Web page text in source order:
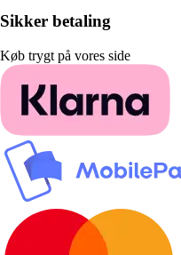
Sikker betaling
Køb trygt på vores side